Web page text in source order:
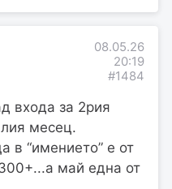
08.05.26
20:19
#1484
входа за 2рия
месец.
в “имението” е от
май една от